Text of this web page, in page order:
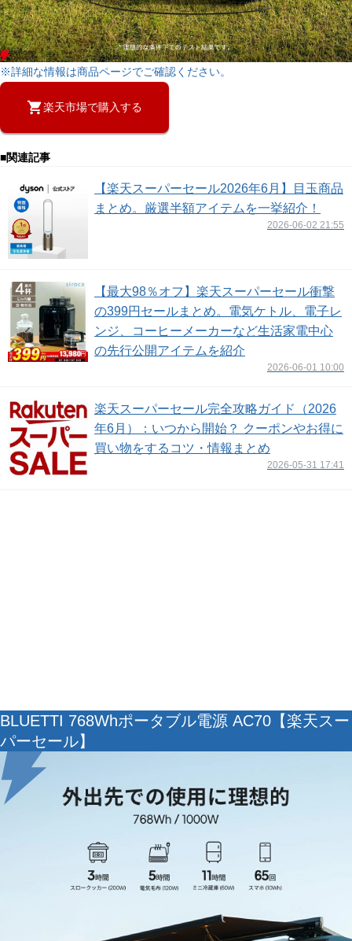
※詳細な情報は商品ページでご確認ください。
楽天市場で購入する
■関連記事
【楽天スーパーセール2026年6月】目玉商品
まとめ。厳選半額アイテムを一挙紹介！
2026-06-02 21:55
【最大98％オフ】楽天スーパーセール衝撃
の399円セールまとめ。電気ケトル、電子レ
ンジ、コーヒーメーカーなど生活家電中心
の先行公開アイテムを紹介
2026-06-01 10:00
楽天スーパーセール完全攻略ガイド（2026
年6月）：いつから開始？ クーポンやお得に
買い物をするコツ・情報まとめ
2026-05-31 17:41
BLUETTI 768Whポータブル電源 AC70【楽天スー
パーセール】